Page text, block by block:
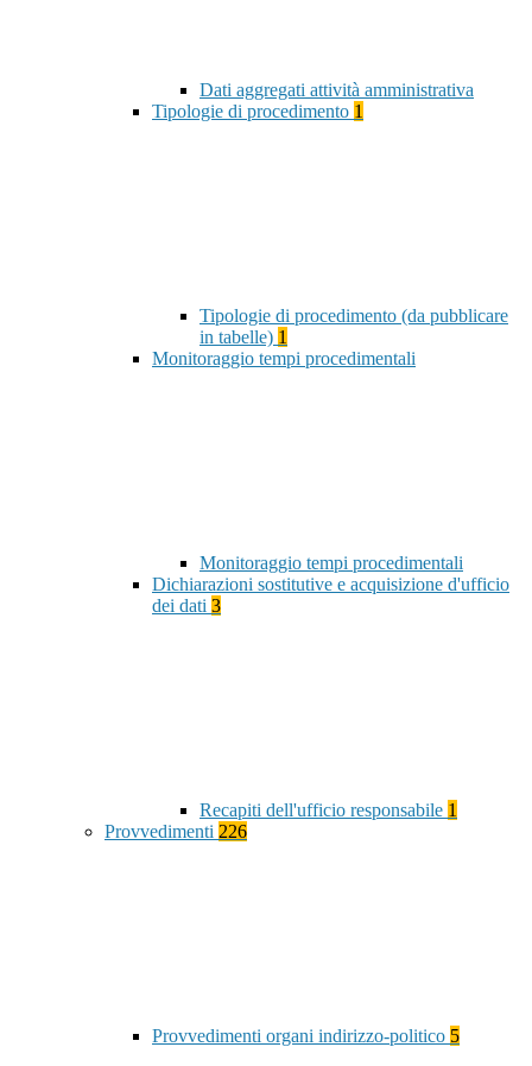
Dati aggregati attività amministrativa
Tipologie di procedimento 1
Tipologie di procedimento (da pubblicare
in tabelle) 1
Monitoraggio tempi procedimentali
Monitoraggio tempi procedimentali
Dichiarazioni sostitutive e acquisizione d'ufficio
dei dati 3
Recapiti dell'ufficio responsabile 1
Provvedimenti 226
Provvedimenti organi indirizzo-politico 5